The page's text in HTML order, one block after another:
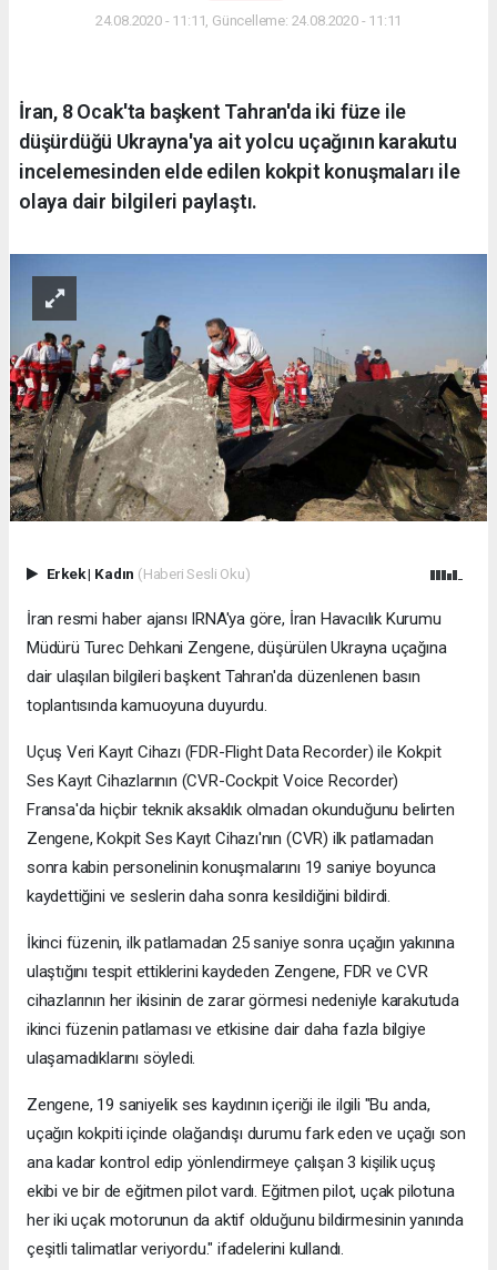
24.08.2020 - 11:11, Güncelleme: 24.08.2020 - 11:11
İran, 8 Ocak'ta başkent Tahran'da iki füze ile
düşürdüğü Ukrayna'ya ait yolcu uçağının karakutu
incelemesinden elde edilen kokpit konuşmaları ile
olaya dair bilgileri paylaştı.
Erkek| Kadın (Haberi Sesli Oku)
İran resmi haber ajansı IRNA'ya göre, İran Havacılık Kurumu
Müdürü Turec Dehkani Zengene, düşürülen Ukrayna uçağına
dair ulaşılan bilgileri başkent Tahran'da düzenlenen basın
toplantısında kamuoyuna duyurdu.
Uçuş Veri Kayıt Cihazı (FDR-Flight Data Recorder) ile Kokpit
Ses Kayıt Cihazlarının (CVR-Cockpit Voice Recorder)
Fransa'da hiçbir teknik aksaklık olmadan okunduğunu belirten
Zengene, Kokpit Ses Kayıt Cihazı'nın (CVR) ilk patlamadan
sonra kabin personelinin konuşmalarını 19 saniye boyunca
kaydettiğini ve seslerin daha sonra kesildiğini bildirdi.
İkinci füzenin, ilk patlamadan 25 saniye sonra uçağın yakınına
ulaştığını tespit ettiklerini kaydeden Zengene, FDR ve CVR
cihazlarının her ikisinin de zarar görmesi nedeniyle karakutuda
ikinci füzenin patlaması ve etkisine dair daha fazla bilgiye
ulaşamadıklarını söyledi.
Zengene, 19 saniyelik ses kaydının içeriği ile ilgili "Bu anda,
uçağın kokpiti içinde olağandışı durumu fark eden ve uçağı son
ana kadar kontrol edip yönlendirmeye çalışan 3 kişilik uçuş
ekibi ve bir de eğitmen pilot vardı. Eğitmen pilot, uçak pilotuna
her iki uçak motorunun da aktif olduğunu bildirmesinin yanında
çeşitli talimatlar veriyordu." ifadelerini kullandı.